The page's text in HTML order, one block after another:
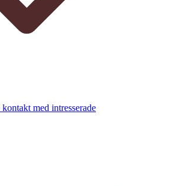
med intresserade